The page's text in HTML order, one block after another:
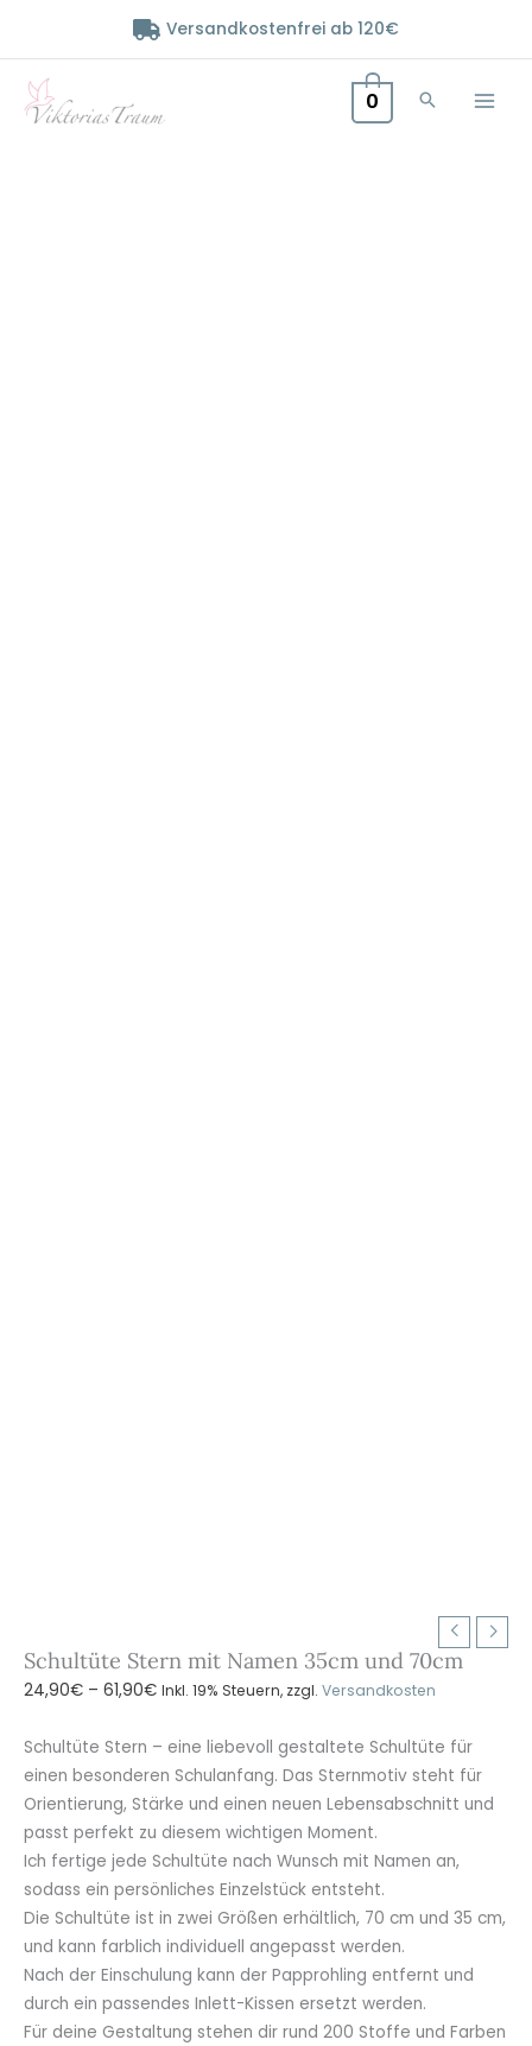
Versandkostenfrei ab 120€
0
Schultüte Stern mit Namen 35cm und 70cm
24,90€ – 61,90€Preisspanne:
bis
61,90€
Inkl. 19% Steuern, zzgl. Versandkosten
Schultüte Stern – eine liebevoll gestaltete Schultüte für
einen besonderen Schulanfang. Das Sternmotiv steht für
Orientierung, Stärke und einen neuen Lebensabschnitt und
passt perfekt zu diesem wichtigen Moment.
Ich fertige jede Schultüte nach Wunsch mit Namen an,
sodass ein persönliches Einzelstück entsteht.
Die Schultüte ist in zwei Größen erhältlich, 70 cm und 35 cm,
und kann farblich individuell angepasst werden.
Nach der Einschulung kann der Papprohling entfernt und
durch ein passendes Inlett-Kissen ersetzt werden.
Für deine Gestaltung stehen dir rund 200 Stoffe und Farben